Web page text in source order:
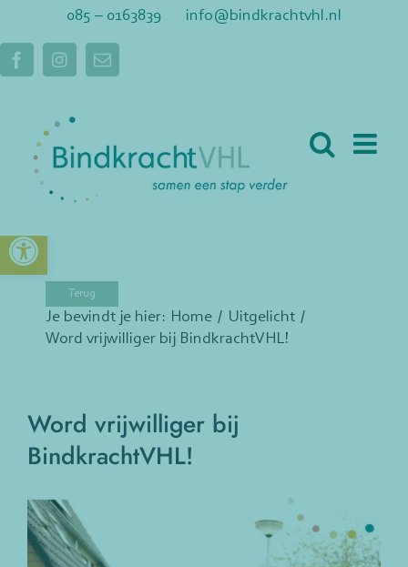
Toolbar openen
inhoud
085 – 0163839 info@bindkrachtvhl.nl
FacebookInstagram
E-
Je bevindt je hier: Home
Uitgelicht
Word vrijwilliger bij BindkrachtVHL!
Word vrijwilliger bij
BindkrachtVHL!
Bekijk
grotere
afbeelding